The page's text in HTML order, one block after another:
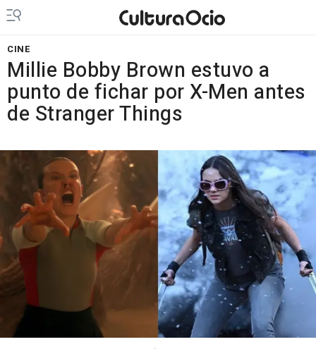
CINE
Millie Bobby Brown estuvo a
punto de fichar por X-Men antes
de Stranger Things